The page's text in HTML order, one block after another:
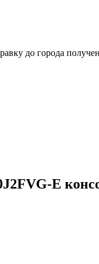
до города
E